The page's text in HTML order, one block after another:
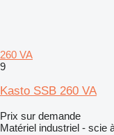
260 VA
9
Kasto SSB 260 VA
Prix sur demande
Matériel industriel - scie